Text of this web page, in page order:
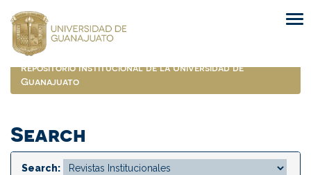
navigation
Repositorio Institucional de la Universidad de
Guanajuato
Search
Search: